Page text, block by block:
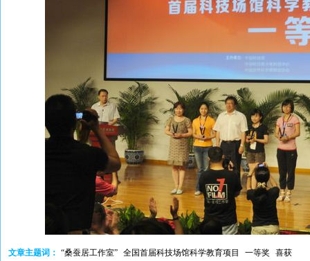
文章主题词： “桑蚕居工作室” 全国首届科技场馆科学教育项目 一等奖 喜获